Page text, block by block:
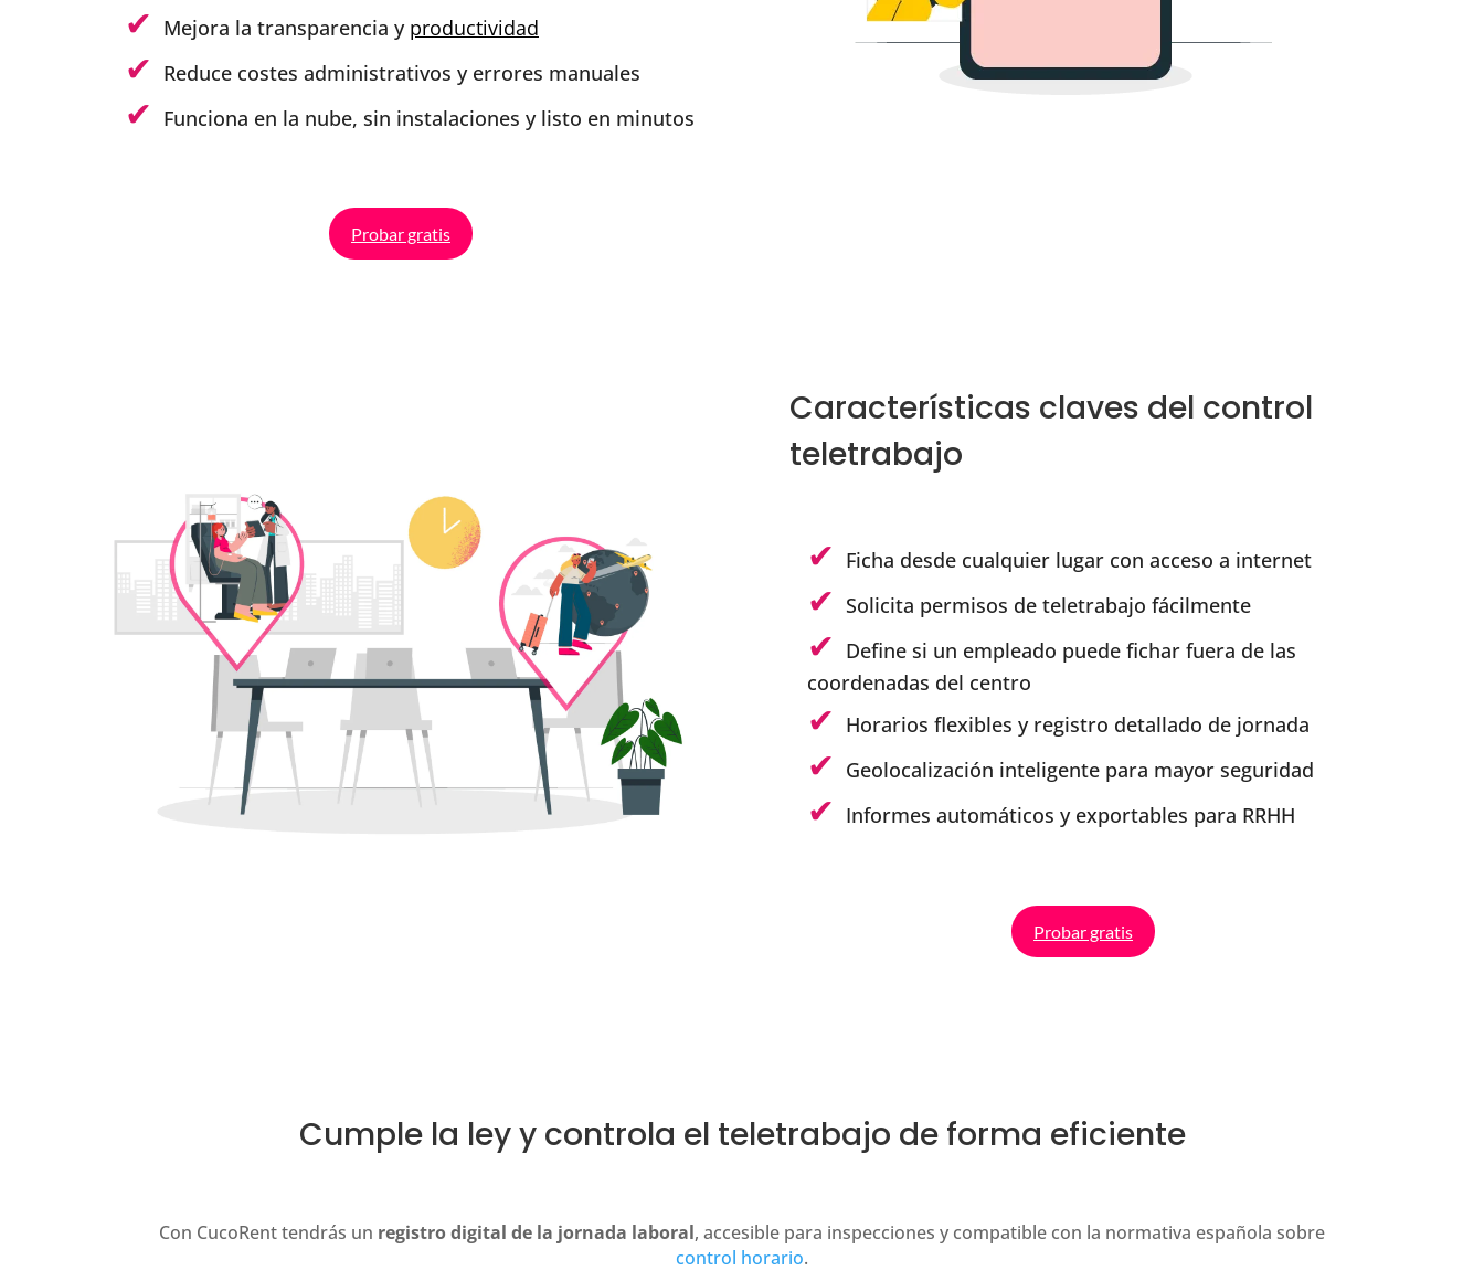
Mejora la transparencia y productividad
Reduce costes administrativos y errores manuales
Funciona en la nube, sin instalaciones y listo en minutos
Probar gratis
Características claves del control
teletrabajo
Ficha desde cualquier lugar con acceso a internet
Solicita permisos de teletrabajo fácilmente
Define si un empleado puede fichar fuera de las
coordenadas del centro
Horarios flexibles y registro detallado de jornada
Geolocalización inteligente para mayor seguridad
Informes automáticos y exportables para RRHH
Probar gratis
Cumple la ley y controla el teletrabajo de forma eficiente
Con CucoRent tendrás un registro digital de la jornada laboral, accesible para inspecciones y compatible con la normativa española sobre
control horario.